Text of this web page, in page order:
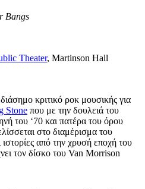
Bangs
Theater, Martinson Hall
κριτικό ροκ μουσικής για
Stone που με την δουλειά του
του ‘70 και πατέρα του όρου
στο διαμέρισμα του
από την χρυσή εποχή του
τον δίσκο του Van Morrison